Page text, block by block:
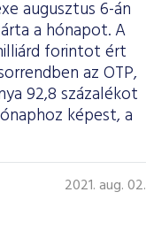
augusztus 6-án
a hónapot. A
forintot ért
az OTP,
92,8 százalékot
képest, a
2021. aug. 02.